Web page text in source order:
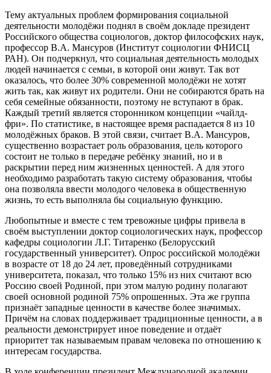
Тему актуальных проблем формирования социальной
деятельности молодёжи поднял в своём докладе президент
Российского общества социологов, доктор философских наук,
профессор В.А. Мансуров (Институт социологии ФНИСЦ
РАН). Он подчеркнул, что социальная деятельность молодых
людей начинается с семьи, в которой они живут. Так вот
оказалось, что более 30% современной молодёжи не хотят
жить так, как живут их родители. Они не собираются брать на
себя семейные обязанности, поэтому не вступают в брак.
Каждый третий является сторонником концепции «чайлд-
фри». По статистике, в настоящее время распадается 8 из 10
молодёжных браков. В этой связи, считает В.А. Мансуров,
существенно возрастает роль образования, цель которого
состоит не только в передаче ребёнку знаний, но и в
раскрытии перед ним жизненных ценностей. А для этого
необходимо разработать такую систему образования, чтобы
она позволяла ввести молодого человека в общественную
жизнь, то есть выполняла бы социальную функцию.
Любопытные и вместе с тем тревожные цифры привела в
своём выступлении доктор социологических наук, профессор
кафедры социологии Л.Г. Титаренко (Белорусский
государственный университет). Опрос российской молодёжи
в возрасте от 18 до 24 лет, проведённый сотрудниками
университета, показал, что только 15% из них считают всю
Россию своей Родиной, при этом малую родину полагают
своей основной родиной 75% опрошенных. Эта же группа
признаёт западные ценности в качестве более значимых.
Причём на словах поддерживает традиционные ценности, а в
реальности демонстрирует иное поведение и отдаёт
приоритет так называемым правам человека по отношению к
интересам государства.